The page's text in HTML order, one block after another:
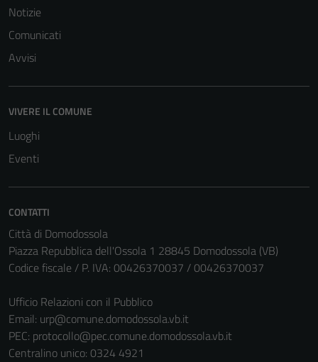
Notizie
Comunicati
Avvisi
VIVERE IL COMUNE
Luoghi
Eventi
CONTATTI
Città di Domodossola
Piazza Repubblica dell'Ossola 1 28845 Domodossola (VB)
Codice fiscale / P. IVA: 00426370037 / 00426370037
Ufficio Relazioni con il Pubblico
Email: urp@comune.domodossola.vb.it
PEC: protocollo@pec.comune.domodossola.vb.it
Centralino unico: 0324 4921
Questi cookie
del sito e non
possono
Questi cookie
non raccolgono